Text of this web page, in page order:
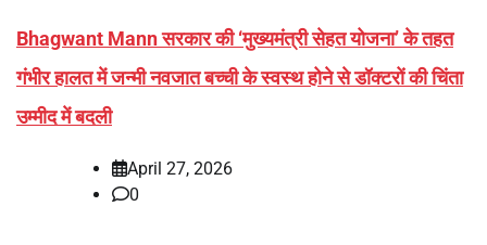
Bhagwant Mann सरकार की ‘मुख्यमंत्री सेहत योजना’ के तहत
गंभीर हालत में जन्मी नवजात बच्ची के स्वस्थ होने से डॉक्टरों की चिंता
उम्मीद में बदली
April 27, 2026
0